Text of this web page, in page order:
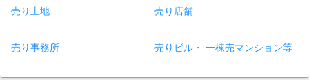
売り土地 売り店舗
売り事務所 売りビル・ 一棟売マンション等